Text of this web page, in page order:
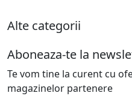
Alte categorii
Aboneaza-te la
Te vom tine la curent cu
magazinelor partenere